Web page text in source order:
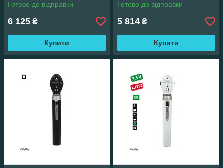
Готово до відправки
6 125 ₴
Купити
Готово до відправки
5 814 ₴
Купити